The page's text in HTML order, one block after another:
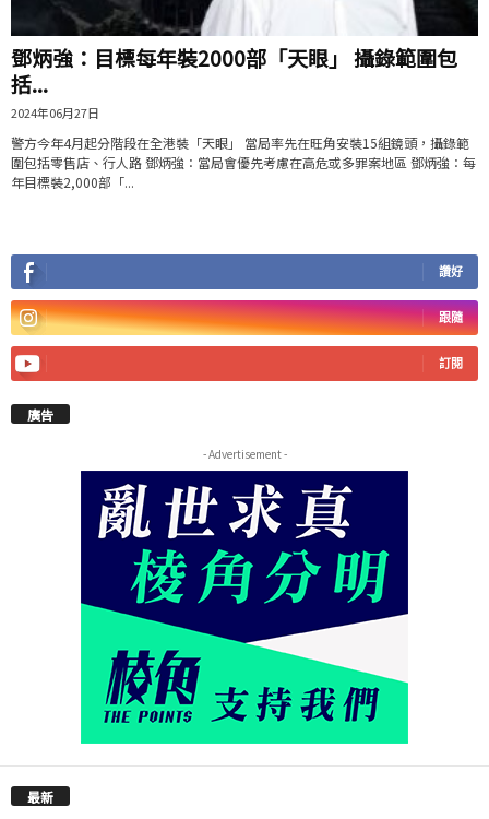
鄧炳強：目標每年裝2000部「天眼」 攝錄範圍包
括...
2024年06月27日
警方今年4月起分階段在全港裝「天眼」 當局率先在旺角安裝15組鏡頭，攝錄範
圍包括零售店、行人路 鄧炳強：當局會優先考慮在高危或多罪案地區 鄧炳強：每
年目標裝2,000部「...
讚好
跟隨
訂閱
廣告
- Advertisement -
最新